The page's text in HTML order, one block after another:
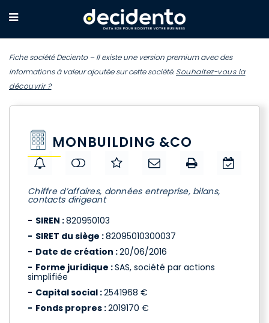
Fiche société Deciento – Il existe une version premium avec des
informations à valeur ajoutée sur cette société. Souhaitez-vous la
découvrir ?
MONBUILDING &CO
Chiffre d’affaires, données entreprise, bilans,
contacts dirigeant
SIREN :820950103
SIRET du siège :82095010300037
Date de création :20/06/2016
Forme juridique :SAS, société par actions
simplifiée
Capital social :2541968 €
Fonds propres :2019170 €